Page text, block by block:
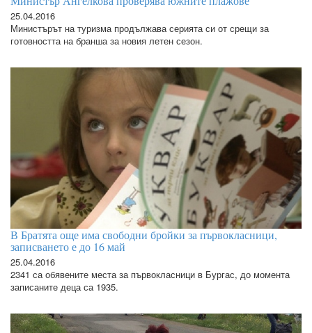
25.04.2016
Министърът на туризма продължава серията си от срещи за
готовността на бранша за новия летен сезон.
В Братята още има свободни бройки за първокласници,
записването е до 16 май
25.04.2016
2341 са обявените места за първокласници в Бургас, до момента
записаните деца са 1935.